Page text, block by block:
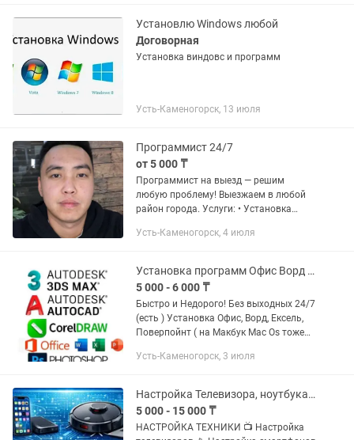
Установлю Windows любой
Договорная
Установка виндовс и программ
Усть-Каменогорск, 13 июля
Программист 24/7
от 5 000 ₸
Программист на выезд — решим
любую проблему! Выезжаем в любой
район города. Услуги: • Установка
Обновление драйверов • Установка и
Усть-Каменогорск, 4 июля
Установка программ Офис Ворд Autocad 3D Max Office Photoshop CorelDraw
5 000 - 6 000 ₸
Быстро и Недорого! Без выходных 24/7
(есть ) Установка Офис, Ворд, Ексель,
Поверпойнт ( на Макбук Mac Os тоже
Моделирование и другие программы -
Усть-Каменогорск, 3 июля
Настройка Телевизора, ноутбука, робота пылесоса и смартфонов
5 000 - 15 000 ₸
НАСТРОЙКА ТЕХНИКИ 📺 Настройка